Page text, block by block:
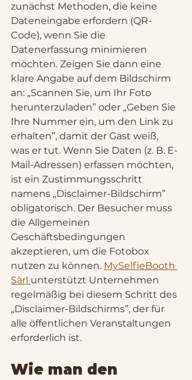
zunächst Methoden, die keine
Dateneingabe erfordern (QR-
Code), wenn Sie die
Datenerfassung minimieren
möchten. Zeigen Sie dann eine
klare Angabe auf dem Bildschirm
an: „Scannen Sie, um Ihr Foto
herunterzuladen” oder „Geben Sie
Ihre Nummer ein, um den Link zu
erhalten”, damit der Gast weiß,
was er tut. Wenn Sie Daten (z. B. E-
Mail-Adressen) erfassen möchten,
ist ein Zustimmungsschritt
namens „Disclaimer-Bildschirm”
obligatorisch. Der Besucher muss
die Allgemeinen
Geschäftsbedingungen
akzeptieren, um die Fotobox
nutzen zu können. MySelfieBooth
Sàrl unterstützt Unternehmen
regelmäßig bei diesem Schritt des
„Disclaimer-Bildschirms”, der für
alle öffentlichen Veranstaltungen
erforderlich ist.
Wie man den